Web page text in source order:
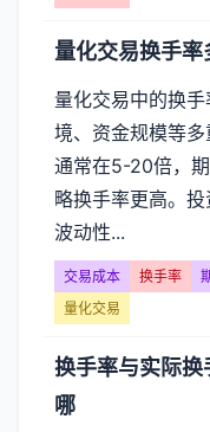
量化交易换手率
量化交易中的换
境、资金规模等
通常在5-20倍，
略换手率更高。
波动性...
交易成本 换手率
量化交易
换手率与实际换
哪